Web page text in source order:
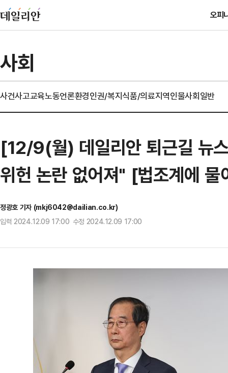
오피
사회
사건사고교육노동언론환경인권/복지식품/의료지역인물사회일반
[12/9(월) 데일리안 퇴근길 뉴
위헌 논란 없어져" [법조계에
정광호 기자 (mkj6042@dailian.co.kr)
입력 2024.12.09 17:00 수정 2024.12.09 17:00